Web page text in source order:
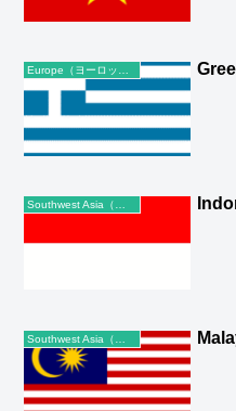
Europe（ヨーロッパ）